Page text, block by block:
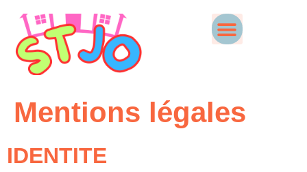
Mentions légales
IDENTITE